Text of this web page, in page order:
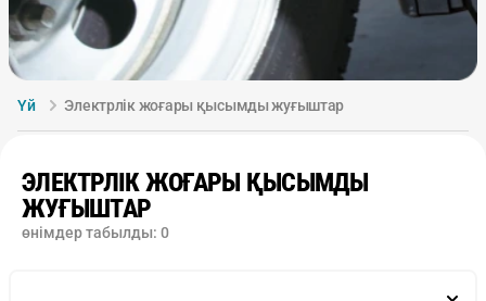
Үй Электрлік жоғары қысымды жуғыштар
ЭЛЕКТРЛІК ЖОҒАРЫ ҚЫСЫМДЫ
ЖУҒЫШТАР
өнімдер табылды: 0